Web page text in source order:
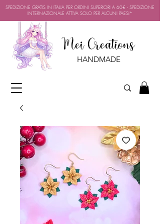
SPEDIZIONE GRATIS IN ITALIA PER ORDINI SUPERIORI A 60€ - SPEDIZIONE
INTERNAZIONALE ATTIVA SOLO PER ALCUNI PAESI*
Mei Creations
HANDMADE